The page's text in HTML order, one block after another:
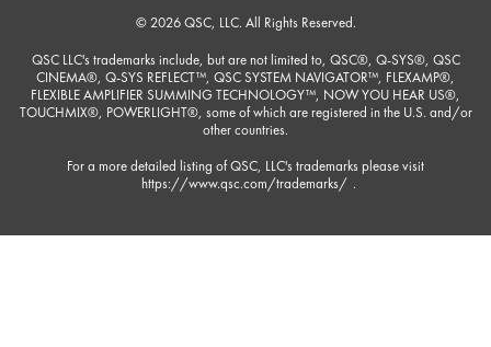
© 2026 QSC, LLC. All Rights Reserved.
QSC LLC's trademarks include, but are not limited to, QSC®, Q-SYS®, QSC
CINEMA®, Q-SYS REFLECT™, QSC SYSTEM NAVIGATOR™, FLEXAMP®,
FLEXIBLE AMPLIFIER SUMMING TECHNOLOGY™, NOW YOU HEAR US®,
TOUCHMIX®, POWERLIGHT®, some of which are registered in the U.S. and/or
other countries.
For a more detailed listing of QSC, LLC's trademarks please visit
https://www.qsc.com/trademarks/ .